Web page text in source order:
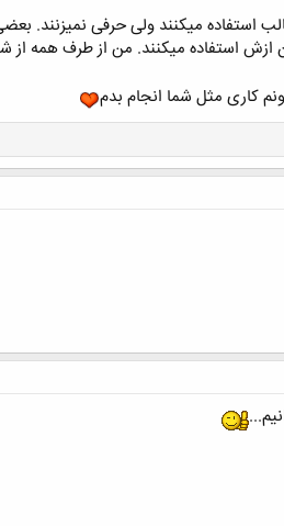
استفاده میکنند ولی حرفی نمیزنند.
ازش استفاده میکنند. من از طرف همه از
کاری مثل شما انجام بدم